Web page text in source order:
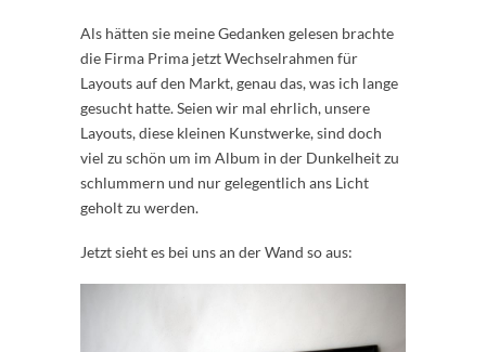
Als hätten sie meine Gedanken gelesen brachte
die Firma Prima jetzt Wechselrahmen für
Layouts auf den Markt, genau das, was ich lange
gesucht hatte. Seien wir mal ehrlich, unsere
Layouts, diese kleinen Kunstwerke, sind doch
viel zu schön um im Album in der Dunkelheit zu
schlummern und nur gelegentlich ans Licht
geholt zu werden.
Jetzt sieht es bei uns an der Wand so aus: